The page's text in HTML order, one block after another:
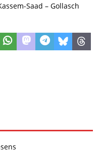
Saad – Gollasch